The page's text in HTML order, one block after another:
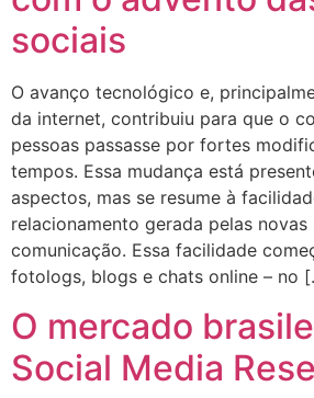
sociais
O avanço tecnológico e,
da internet, contribuiu para que o
pessoas passasse por fortes
tempos. Essa mudança está
aspectos, mas se resume à
relacionamento gerada pelas
comunicação. Essa facilidade
fotologs, blogs e chats online – no
O mercado
Social Media